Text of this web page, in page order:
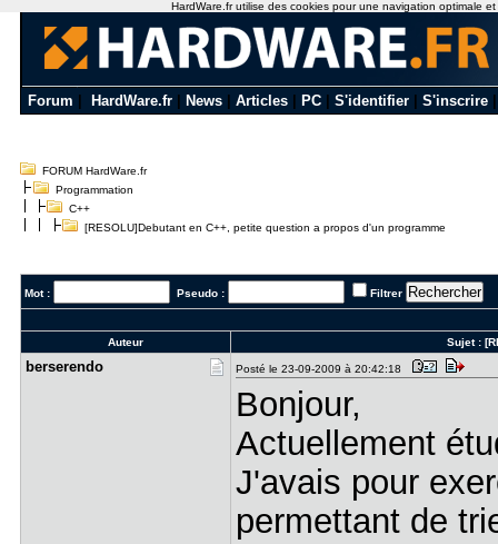
Forum HardWare.fr News Articles PC S'identifier S'inscrire
FORUM HardWare.fr
Programmation
C++
[RESOLU]Debutant en C++, petite question a propos d'un programme
Mot : Pseudo : Filtrer
Auteur Sujet :
berserendo Posté le 23-09-2009 à 20:42:18
Bonjour,
Actuellement
J'avais pour
permettant de
HardWare.fr utilise des cookies pour une navigation optimale